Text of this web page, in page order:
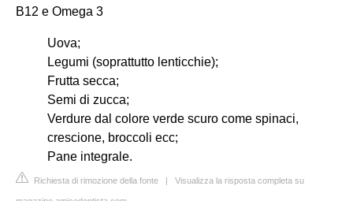
B12 e Omega 3
Uova;
Legumi (soprattutto lenticchie);
Frutta secca;
Semi di zucca;
Verdure dal colore verde scuro come spinaci,
crescione, broccoli ecc;
Pane integrale.
Richiesta di rimozione della fonte | Visualizza la risposta completa su